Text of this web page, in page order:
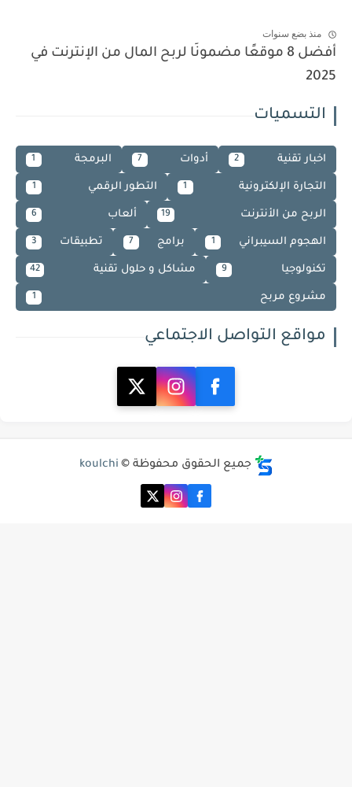
منذ بضع سنوات
أفضل 8 موقعًا مضمونًا لربح المال من الإنترنت في
2025
التسميات
اخبار تقنية أدوات البرمجة
التجارة الإلكترونية التطور الرقمي
الربح من الأنترنت ألعاب
الهجوم السيبراني برامج تطبيقات
تكنولوجيا مشاكل و حلول تقنية
مشروع مربح
مواقع التواصل الاجتماعي
جميع الحقوق محفوظة © koulchi